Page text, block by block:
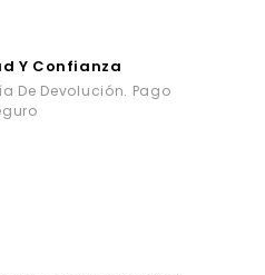
Y Confianza
De Devolución. Pago